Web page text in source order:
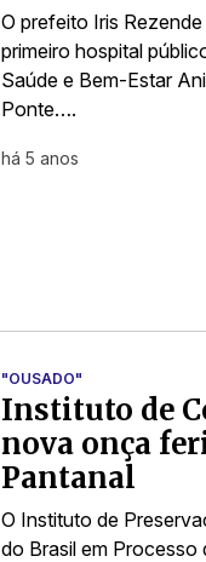
O prefeito Iris
primeiro hospital
Saúde e Bem-Estar
Ponte….
há 5 anos
"OUSADO"
Instituto de
nova onça
Pantanal
O Instituto de
do Brasil em